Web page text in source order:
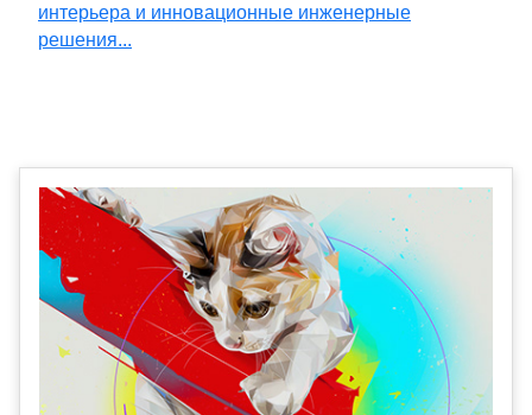
интерьера и инновационные инженерные
решения...